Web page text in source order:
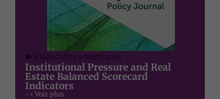
Productions scientifiques
Institutional Pressure and Real
Estate Balanced Scorecard
Indicators
-> Voir plus